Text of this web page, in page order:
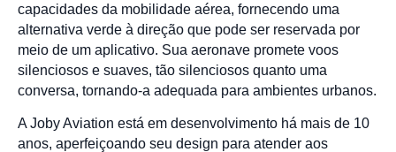
capacidades da mobilidade aérea, fornecendo uma
alternativa verde à direção que pode ser reservada por
meio de um aplicativo. Sua aeronave promete voos
silenciosos e suaves, tão silenciosos quanto uma
conversa, tornando-a adequada para ambientes urbanos.
A Joby Aviation está em desenvolvimento há mais de 10
anos, aperfeiçoando seu design para atender aos